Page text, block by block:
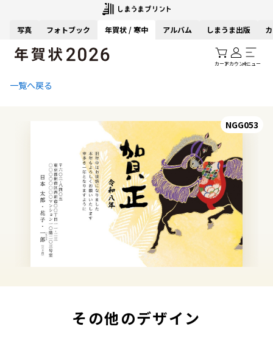
写真 フォトブック 年賀状 / 寒中 アルバム しまうま出版
カートアカウントメニュー
一覧へ戻る
NGG053
その他のデザイン